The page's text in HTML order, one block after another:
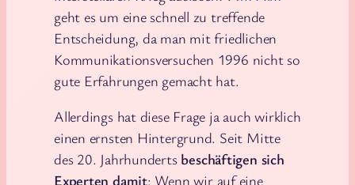
geht es um eine schnell zu treffende
Entscheidung, da man mit friedlichen
Kommunikationsversuchen 1996 nicht so
gute Erfahrungen gemacht hat.
Allerdings hat diese Frage ja auch wirklich
einen ernsten Hintergrund. Seit Mitte
des 20. Jahrhunderts beschäftigen sich
Experten damit: Wenn wir auf eine